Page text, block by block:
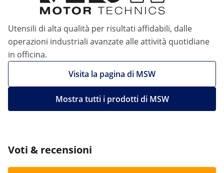
Utensili di alta qualità per risultati affidabili, dalle
operazioni industriali avanzate alle attività quotidiane
in officina.
Visita la pagina di MSW
Mostra tutti i prodotti di MSW
Voti & recensioni